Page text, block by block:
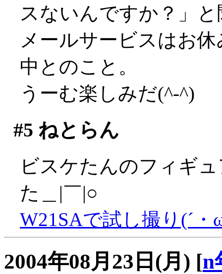
スないんですか？」
メールサービスはお
中とのこと。
うーむ楽しみだ(^-^)
#5 ねとらん
ビスケたんのフィギ
た＿|￣|○
W21SAで試し撮り(´・
2004年08月23日(月) [n